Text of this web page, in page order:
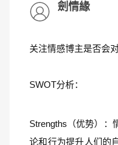
劍情緣
关注情感博主是否会
SWOT分析：
Strengths（优势）：
论和行为提升人们的